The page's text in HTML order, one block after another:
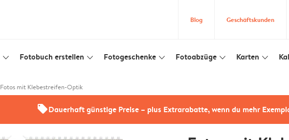
Blog Geschäftskunden
slim_arrow_down Fotobuch erstellen slim_arrow_down Fotogeschenke slim_arrow_down Fotoabzüge slim_arrow_down Karten slim_arrow_down
Fotos mit Klebestreifen-Optik
offersDauerhaft günstige Preise – plus Extrarabatte, wenn du mehr